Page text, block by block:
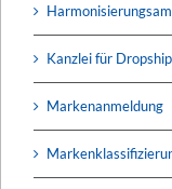
Kanzlei für
Markenanmeldung